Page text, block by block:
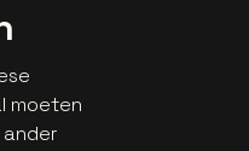
moeten